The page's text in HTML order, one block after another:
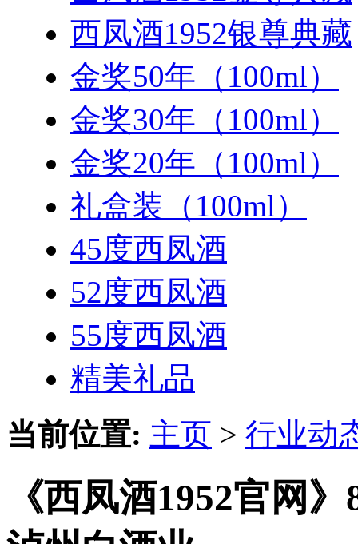
西凤酒1952银尊典藏
金奖50年（100ml）
金奖30年（100ml）
金奖20年（100ml）
礼盒装（100ml）
45度西凤酒
52度西凤酒
55度西凤酒
精美礼品
当前位置: 主页 > 行业动
《西凤酒1952官网